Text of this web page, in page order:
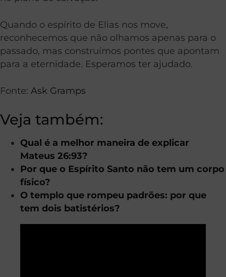
Quando o espírito de Elias nos move,
reconhecemos que não olhamos apenas para o
passado, mas construímos pontes que apontam
para a eternidade. Esperamos ter ajudado.
Fonte: Ask Gramps
Veja também:
Qual é a melhor maneira de explicar
Mateus 26:93?
Por que o Espírito Santo não tem um corpo
físico?
O templo que rompeu padrões: por que
tem dois batistérios?